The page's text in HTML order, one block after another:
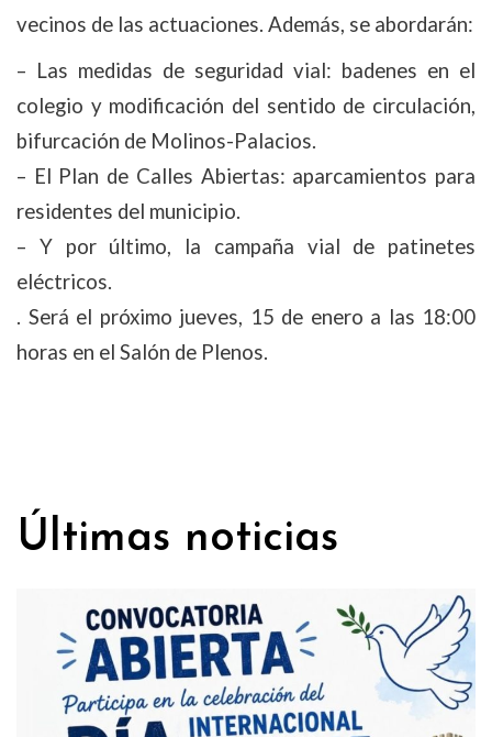
vecinos de las actuaciones. Además, se abordarán:
– Las medidas de seguridad vial: badenes en el
colegio y modificación del sentido de circulación,
bifurcación de Molinos-Palacios.
– El Plan de Calles Abiertas: aparcamientos para
residentes del municipio.
– Y por último, la campaña vial de patinetes
eléctricos.
. Será el próximo jueves, 15 de enero a las 18:00
horas en el Salón de Plenos.
Últimas noticias